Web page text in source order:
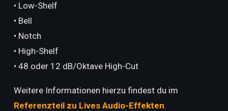
• Low-Shelf
• Bell
• Notch
• High-Shelf
• 48 oder 12 dB/Oktave High-Cut
Weitere Informationen hierzu findest du im
Referenzteil zu Lives Audio-Effekten.